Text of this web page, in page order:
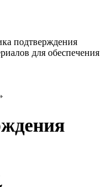
подтверждения
для обеспечения